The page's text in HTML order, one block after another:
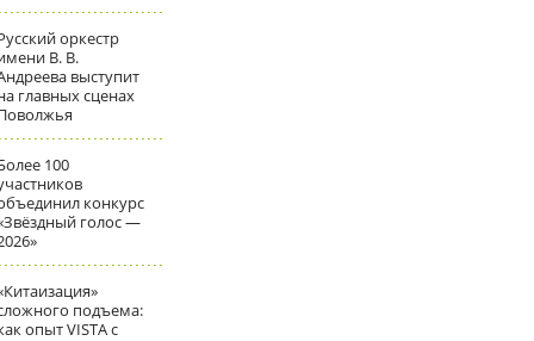
оркестр
В. В.
выступит
главных сценах
100
конкурс
голос —
подъема:
опыт VISTA с